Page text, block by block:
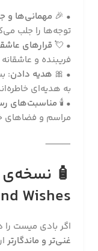
• 🎉 مهمانی‌ها و
توجه‌ها را جلب
• 💘 قرارهای
فریبنده و
• 🎀 هدیه دادن:
به هدیه‌ای
• 🕯 مناسبت‌های
مراسم و
⸻
Wishes:
اگر بادی میست
غنی‌تر و ماندگارتر